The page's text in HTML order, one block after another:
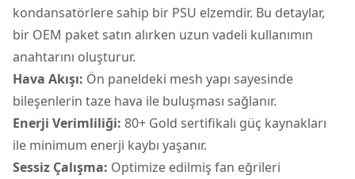
kondansatörlere sahip bir PSU elzemdir. Bu detaylar,
bir OEM paket satın alırken uzun vadeli kullanımın
anahtarını oluşturur.
Hava Akışı: Ön paneldeki mesh yapı sayesinde
bileşenlerin taze hava ile buluşması sağlanır.
Enerji Verimliliği: 80+ Gold sertifikalı güç kaynakları
ile minimum enerji kaybı yaşanır.
Sessiz Çalışma: Optimize edilmiş fan eğrileri